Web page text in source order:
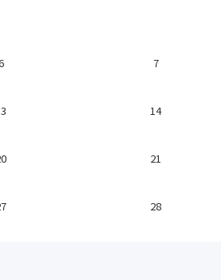
7
14
21
28